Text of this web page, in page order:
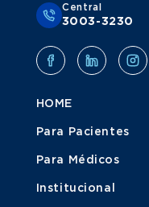
Central
3003-3230
HOME
Para Pacientes
Para Médicos
Institucional